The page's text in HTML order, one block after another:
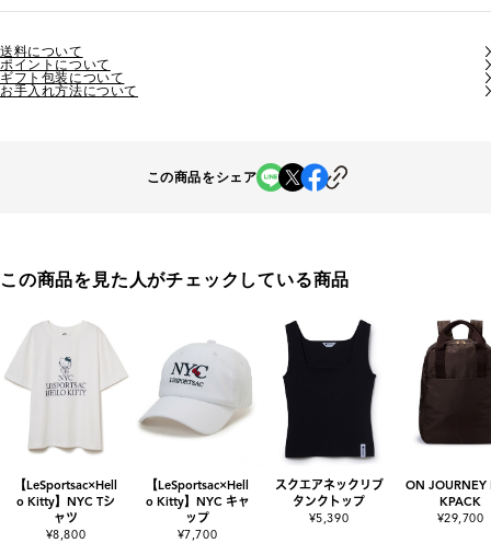
送料について
ポイントについて
ギフト包装について
お手入れ方法について
この商品をシェア
この商品を見た人がチェックしている商品
【LeSportsac×Hell
o Kitty】NYC Tシ
ャツ
¥8,800
【LeSportsac×Hell
o Kitty】NYC キャ
ップ
¥7,700
スクエアネックリブ
タンクトップ
¥5,390
ON JOURNEY
KPACK
¥29,700